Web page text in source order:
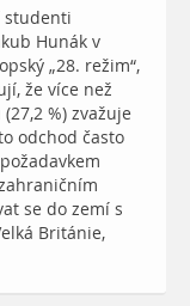
studenti
Hunák v
„28. režim“,
že více než
%) zvažuje
odchod často
se do zemí s
Británie,